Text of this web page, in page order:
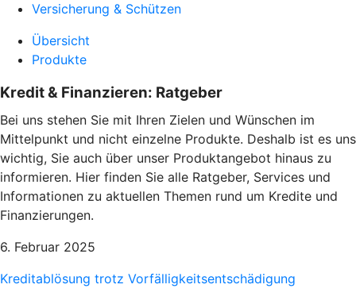
Versicherung & Schützen
Übersicht
Produkte
Kredit & Finanzieren: Ratgeber
Bei uns stehen Sie mit Ihren Zielen und Wünschen im
Mittelpunkt und nicht einzelne Produkte. Deshalb ist es uns
wichtig, Sie auch über unser Produktangebot hinaus zu
informieren. Hier finden Sie alle Ratgeber, Services und
Informationen zu aktuellen Themen rund um Kredite und
Finanzierungen.
6. Februar 2025
Kreditablösung trotz Vorfälligkeitsentschädigung